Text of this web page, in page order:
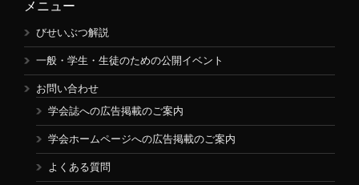
メニュー
びせいぶつ解説
一般・学生・生徒のための公開イベント
お問い合わせ
学会誌への広告掲載のご案内
学会ホームページへの広告掲載のご案内
よくある質問